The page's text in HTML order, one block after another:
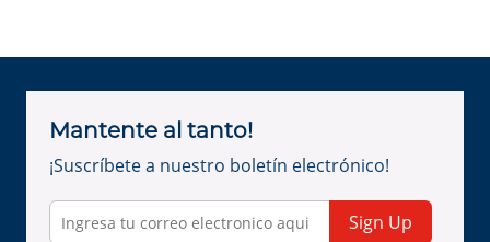
Mantente al tanto!
¡Suscríbete a nuestro boletín electrónico!
Sign Up